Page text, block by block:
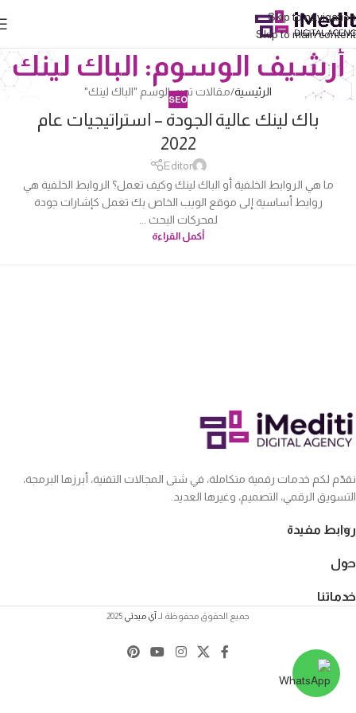
Skip to navigation
Skip to main content
أرشيف الوسوم: الباك لينك
الرئيسية مقالات تحت الوسم "الباك لينك"
SEO
باك لينك عالية الجودة – استراتيجيات عام
2022
Editor
ما هي الروابط الخلفية أو الباك لينك وكيف تعمل؟ الروابط الخلفية هي
روابط أساسية إلى موقع الويب الخاص بك تعمل كإشارات جودة
لمحركات البحث ...
أكمل القراءة
نقدّم لكم خدمات رقمية متكاملة، في شتى المجالات التقنية، أبرزها البرمجة،
التسويق الرقمي، التصميم، وغيرها العديد.
روابط مفيدة
حول
خدماتنا
جميع الحقوق محفوظة لـ آي ميدتي